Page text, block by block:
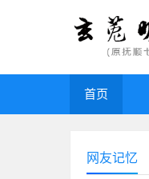
首页
网友记忆